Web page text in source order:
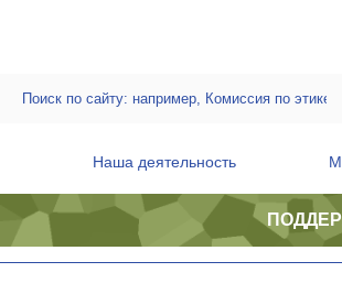
Наша деятельность